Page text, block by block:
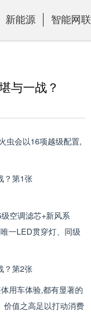
新能源 智能网联
与一战？
虫会以16项越级配置,
空调滤芯+新风系
一LED贯穿灯、同级
用车体验,都有显著的
价值之高足以打动消费